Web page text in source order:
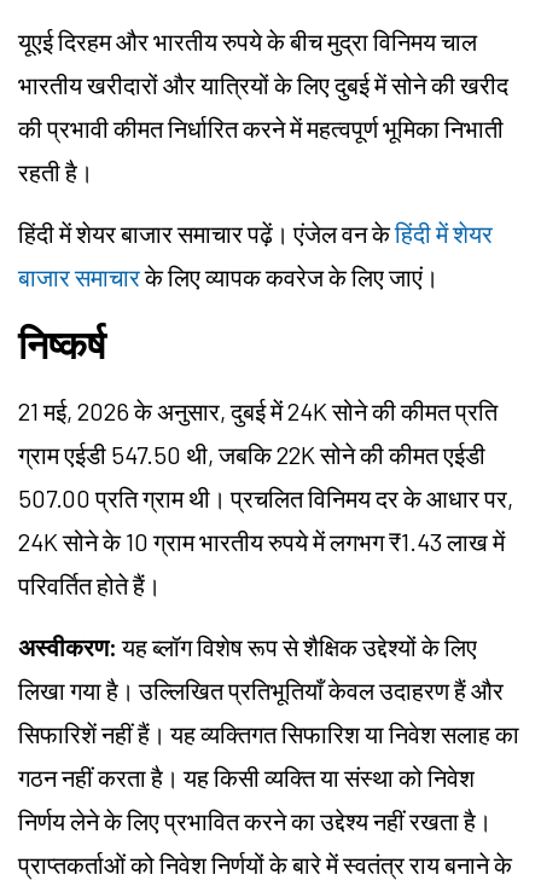
यूएई दिरहम और भारतीय रुपये के बीच मुद्रा विनिमय चाल
भारतीय खरीदारों और यात्रियों के लिए दुबई में सोने की खरीद
की प्रभावी कीमत निर्धारित करने में महत्वपूर्ण भूमिका निभाती
रहती है।
हिंदी में शेयर बाजार समाचार पढ़ें। एंजेल वन केहिंदी में शेयर
बाजार समाचारके लिए व्यापक कवरेज के लिए जाएं।
निष्कर्ष
21 मई, 2026 के अनुसार, दुबई में 24K सोने की कीमत प्रति
ग्राम एईडी 547.50 थी, जबकि 22K सोने की कीमत एईडी
507.00 प्रति ग्राम थी। प्रचलित विनिमय दर के आधार पर,
24K सोने के 10 ग्राम भारतीय रुपये में लगभग ₹1.43 लाख में
परिवर्तित होते हैं।
अस्वीकरण:यह ब्लॉग विशेष रूप से शैक्षिक उद्देश्यों के लिए
लिखा गया है। उल्लिखित प्रतिभूतियाँ केवल उदाहरण हैं और
सिफारिशें नहीं हैं। यह व्यक्तिगत सिफारिश या निवेश सलाह का
गठन नहीं करता है। यह किसी व्यक्ति या संस्था को निवेश
निर्णय लेने के लिए प्रभावित करने का उद्देश्य नहीं रखता है।
प्राप्तकर्ताओं को निवेश निर्णयों के बारे में स्वतंत्र राय बनाने के